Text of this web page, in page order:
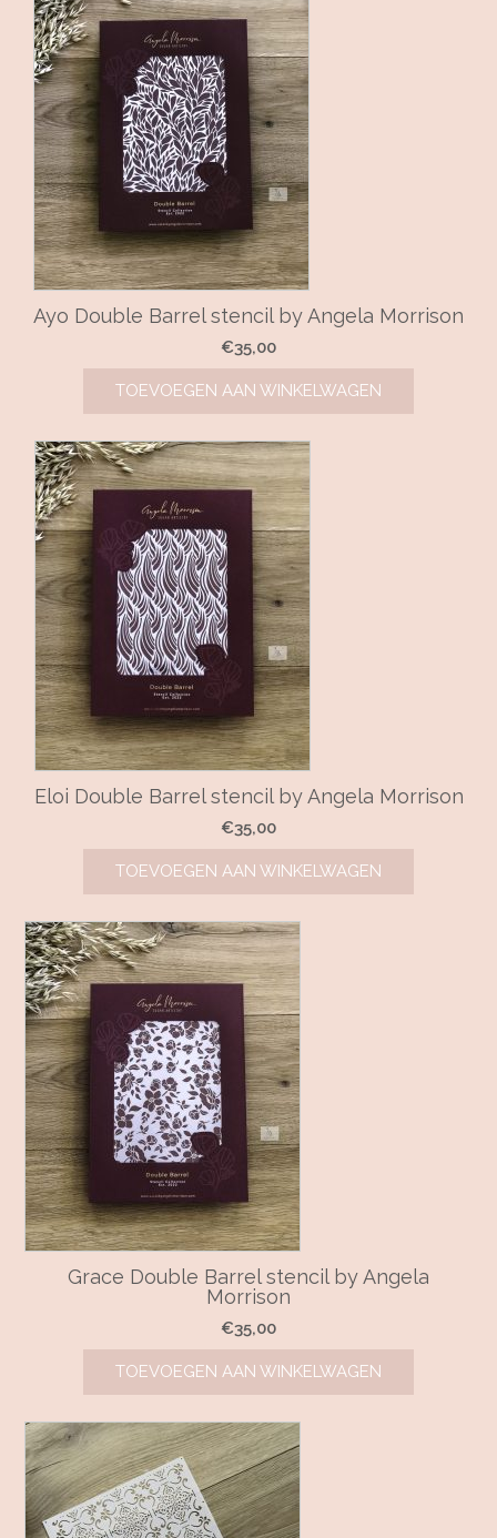
Ayo Double Barrel stencil by Angela Morrison
€35,00
TOEVOEGEN AAN WINKELWAGEN
Eloi Double Barrel stencil by Angela Morrison
€35,00
TOEVOEGEN AAN WINKELWAGEN
Grace Double Barrel stencil by Angela
Morrison
€35,00
TOEVOEGEN AAN WINKELWAGEN